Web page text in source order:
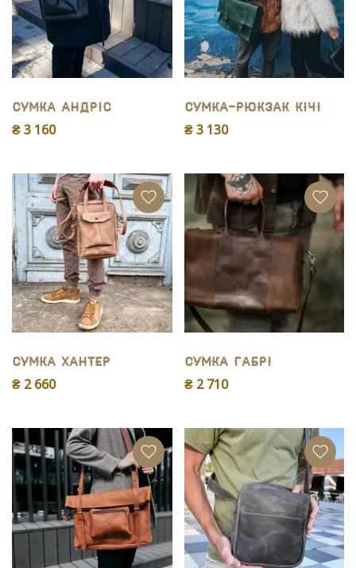
Сумка Андріс
₴ 3 160
Сумка-рюкзак Кічі
₴ 3 130
Сумка Хантер
₴ 2 660
Сумка Габрі
₴ 2 710